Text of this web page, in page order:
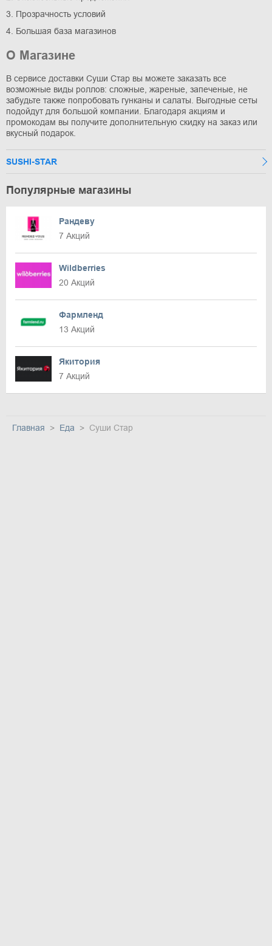
3. Прозрачность условий
4. Большая база магазинов
О Магазине
В сервисе доставки Суши Стар вы можете заказать все
возможные виды роллов: сложные, жареные, запеченые, не
забудьте также попробовать гунканы и салаты. Выгодные сеты
подойдут для большой компании. Благодаря акциям и
промокодам вы получите дополнительную скидку на заказ или
вкусный подарок.
SUSHI-STAR
Популярные магазины
Рандеву
7 Акций
Wildberries
20 Акций
Фармленд
13 Акций
Якитория
7 Акций
Главная Еда Суши Стар